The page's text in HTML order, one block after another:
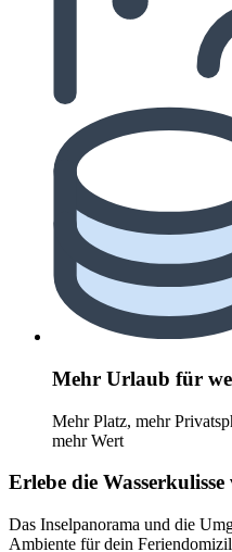
Mehr Urlaub für
Mehr Platz, mehr
mehr Wert
Erlebe die
Das Inselpanorama und die
Ambiente für dein